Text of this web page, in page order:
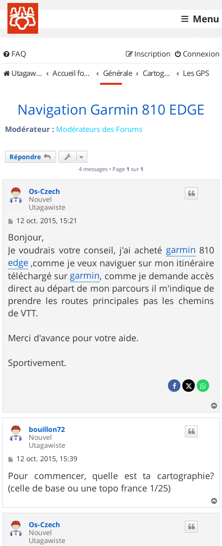
Menu
FAQ Connexion
Inscription
UtagawaVTT (Randos VTT et VTTAE avec traces GPS)
Accueil forum Générale Cartographie et GPS Les GPS
Navigation Garmin 810 EDGE
Modérateur : Modérateurs des Forums
Répondre
4 messages • Page 1 sur 1
Os-Czech
Nouvel
Utagawiste
M
s
s
a
g
e
12 oct. 2015, 15:21
Bonjour,
Je voudrais votre conseil, j'ai acheté garmin 810
edge ,comme je veux naviguer sur mon itinéraire
téléchargé surgarmin, comme je demande accès
direct au départ de mon parcours il m'indique de
prendre les routes principales pas les chemins
de VTT.
Merci d'avance pour votre aide.
Sportivement.
a
bouillon72
Nouvel
Utagawiste
M
s
s
a
e
12 oct. 2015, 15:39
Pour commencer, quelle est ta cartographie?
(celle de base ou une topo france 1/25)
a
Os-Czech
Nouvel
Utagawiste